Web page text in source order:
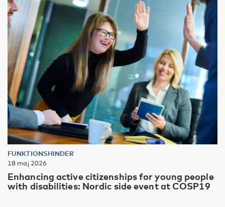
FUNKTIONSHINDER
18 maj 2026
Enhancing active citizenships for young people
with disabilities: Nordic side event at COSP19